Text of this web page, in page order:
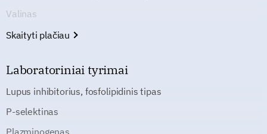
Valinas
Skaityti plačiau
Laboratoriniai tyrimai
Lupus inhibitorius, fosfolipidinis tipas
P-selektinas
Plazminogenas